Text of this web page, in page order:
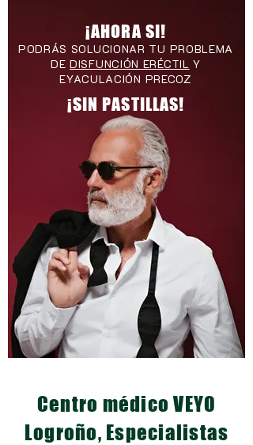
¡AHORA SI!
PODRÁS SOLUCIONAR TU PROBLEMA
DEDISFUNCIÓN ERÉCTIL Y
EYACULACIÓN PRECOZ
¡SIN PASTILLAS!
Centro médico VEYO
Logroño, Especialistas